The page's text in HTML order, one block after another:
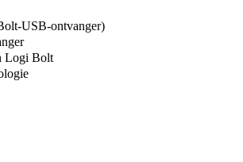
USB-ontvanger)
Logi Bolt